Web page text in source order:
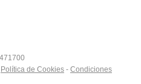
Política de Cookies - Condiciones